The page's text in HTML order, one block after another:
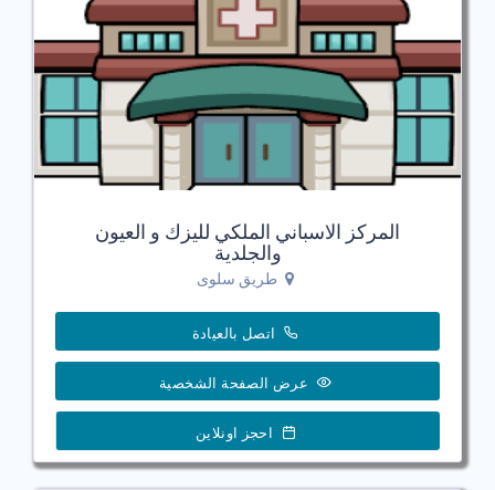
المركز الاسباني الملكي لليزك و العيون
والجلدية
طريق سلوى
اتصل بالعيادة
عرض الصفحة الشخصية
احجز اونلاين